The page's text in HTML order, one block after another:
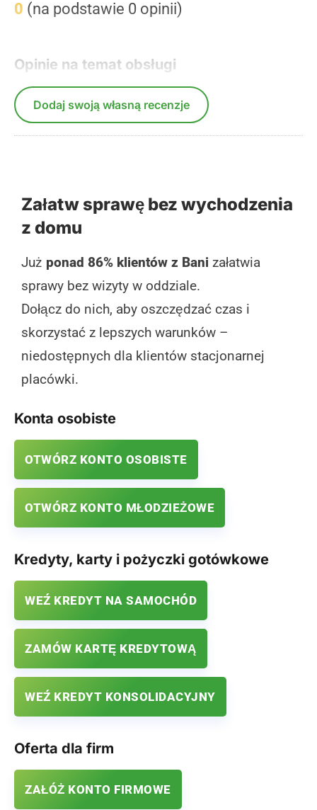
0 (na podstawie 0 opinii)
Opinie na temat obsługi
Dodaj swoją własną recenzje
Załatw sprawę bez wychodzenia
z domu
Już ponad 86% klientów z Bani załatwia
sprawy bez wizyty w oddziale.
Dołącz do nich, aby oszczędzać czas i
skorzystać z lepszych warunków –
niedostępnych dla klientów stacjonarnej
placówki.
Konta osobiste
OTWÓRZ KONTO OSOBISTE
OTWÓRZ KONTO MŁODZIEŻOWE
Kredyty, karty i pożyczki gotówkowe
WEŹ KREDYT NA SAMOCHÓD
ZAMÓW KARTĘ KREDYTOWĄ
WEŹ KREDYT KONSOLIDACYJNY
Oferta dla firm
ZAŁÓŻ KONTO FIRMOWE